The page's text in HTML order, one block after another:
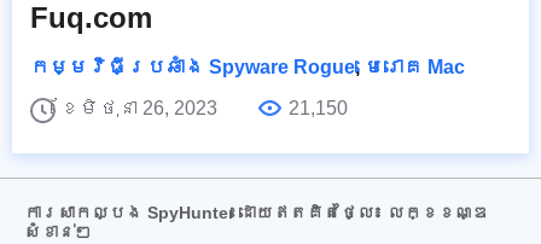
Fuq.com
កម្មវិធីប្រឆាំង Spyware Rogue, មេរោគ Mac
ខែមិថុនា 26, 2023
21,150
ការសាកល្បង SpyHunter ដោយឥតគិតថ្លៃ៖ លក្ខខណ្ឌ
សំខាន់ៗ